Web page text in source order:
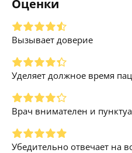
Оценки
Вызывает доверие
Уделяет должное время
Врач внимателен и
Убедительно отвечает на